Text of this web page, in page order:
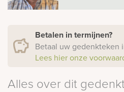
Betalen in termijnen?
Betaal uw gedenkteken
Lees hier onze
Alles over dit